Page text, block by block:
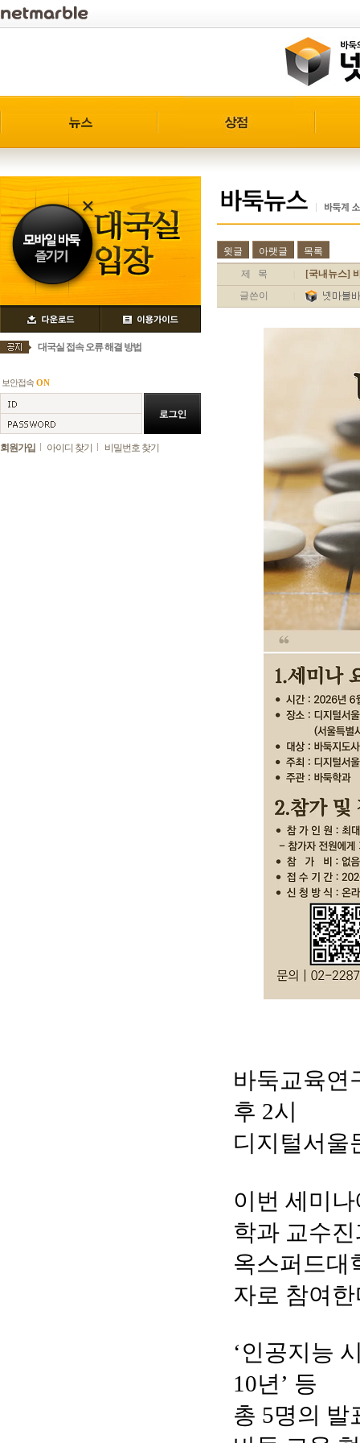
대국실 접속 오류 해결 방법
보안접속 ON
회원가입 아이디 찾기 비밀번호 찾기
윗글 아랫글
목록
제 목
[국내뉴스]
글쓴이
바둑교육연
후 2시
디지털서울
이번 세미
학과 교수
옥스퍼드대
자로 참여한
‘인공지능
10년’ 등
총 5명의 발